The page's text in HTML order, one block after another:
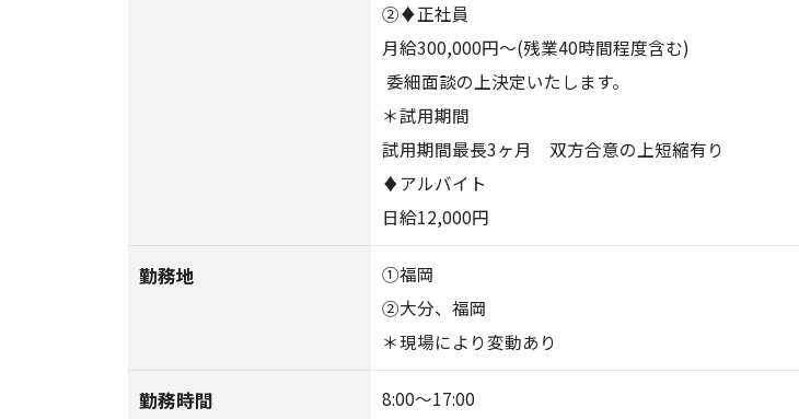
②♦正社員
月給300,000円～(残業40時間程度含む)
委細面談の上決定いたします。
＊試用期間
試用期間最長3ヶ月 双方合意の上短縮有り
♦アルバイト
日給12,000円
勤務地
①福岡
②大分、福岡
＊現場により変動あり
勤務時間
8:00〜17:00